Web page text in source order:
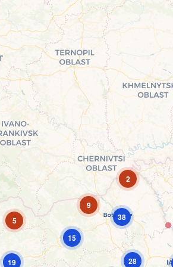
2
5
28
15
19
9
38